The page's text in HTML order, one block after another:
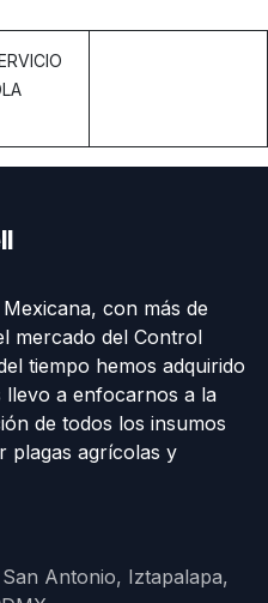
con más de
mercado del Control
tiempo hemos adquirido
llevo a enfocarnos a la
de todos los insumos
plagas agrícolas y
San Antonio, Iztapalapa,